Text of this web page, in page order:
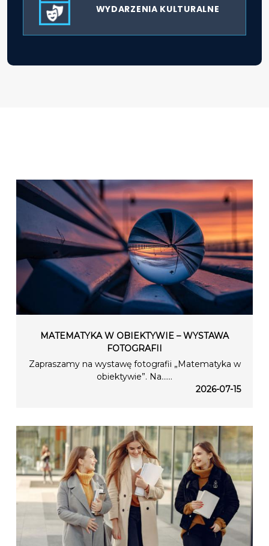
WYDARZENIA KULTURALNE
MATEMATYKA W OBIEKTYWIE – WYSTAWA
FOTOGRAFII
Zapraszamy na wystawę fotografii „Matematyka w
obiektywie”. Na…...
2026-07-15